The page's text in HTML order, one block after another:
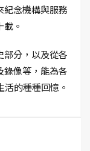
紀念機構與服務
。
部分，以及從各
錄像等，能為各
的種種回憶。